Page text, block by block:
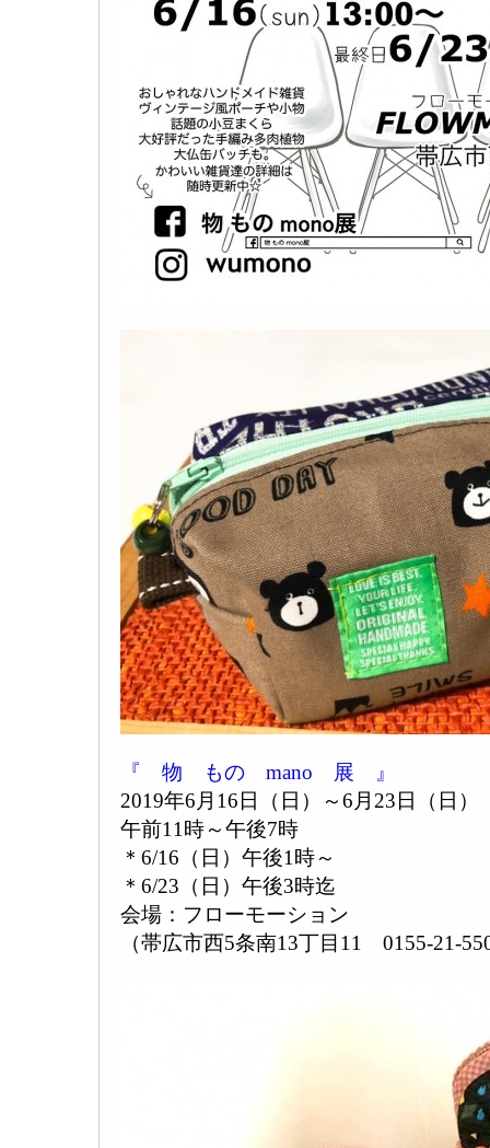
『 物 もの mano 展 』
2019年6月16日（日）～6月23日（日）
午前11時～午後7時
＊6/16（日）午後1時～
＊6/23（日）午後3時迄
会場：フローモーション
（帯広市西5条南13丁目11 0155-21-